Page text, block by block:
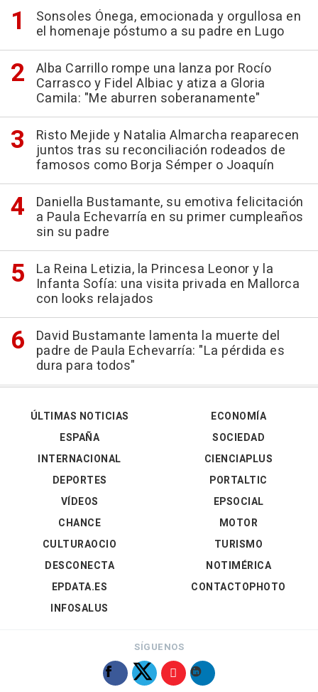
Sonsoles Ónega, emocionada y orgullosa en
el homenaje póstumo a su padre en Lugo
Alba Carrillo rompe una lanza por Rocío
Carrasco y Fidel Albiac y atiza a Gloria
Camila: "Me aburren soberanamente"
Risto Mejide y Natalia Almarcha reaparecen
juntos tras su reconciliación rodeados de
famosos como Borja Sémper o Joaquín
Daniella Bustamante, su emotiva felicitación
a Paula Echevarría en su primer cumpleaños
sin su padre
La Reina Letizia, la Princesa Leonor y la
Infanta Sofía: una visita privada en Mallorca
con looks relajados
David Bustamante lamenta la muerte del
padre de Paula Echevarría: "La pérdida es
dura para todos"
ÚLTIMAS NOTICIAS
ESPAÑA
INTERNACIONAL
DEPORTES
VÍDEOS
ECONOMÍA
SOCIEDAD
CIENCIAPLUS
PORTALTIC
EPSOCIAL
CHANCE
CULTURAOCIO
DESCONECTA
EPDATA.ES
INFOSALUS
MOTOR
TURISMO
NOTIMÉRICA
CONTACTOPHOTO
SÍGUENOS